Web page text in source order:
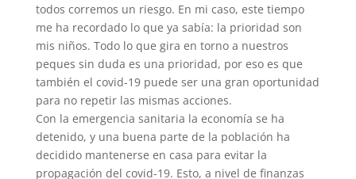
todos corremos un riesgo. En mi caso, este tiempo
me ha recordado lo que ya sabía: la prioridad son
mis niños. Todo lo que gira en torno a nuestros
peques sin duda es una prioridad, por eso es que
también el covid-19 puede ser una gran oportunidad
para no repetir las mismas acciones.
Con la emergencia sanitaria la economía se ha
detenido, y una buena parte de la población ha
decidido mantenerse en casa para evitar la
propagación del covid-19. Esto, a nivel de finanzas